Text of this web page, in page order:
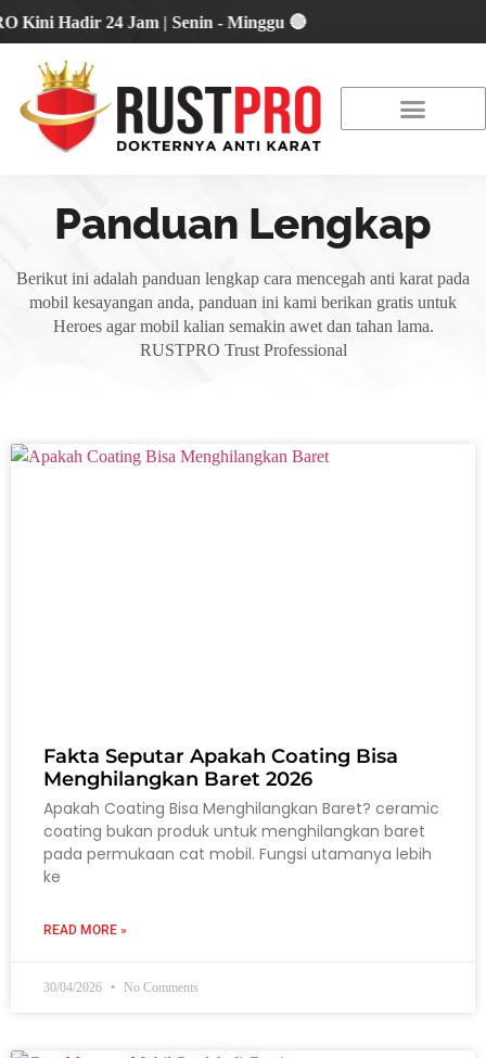
Hadir 24 Jam | Senin - Minggu 🔴
Panduan Lengkap
Berikut ini adalah panduan lengkap cara mencegah anti karat pada
mobil kesayangan anda, panduan ini kami berikan gratis untuk
Heroes agar mobil kalian semakin awet dan tahan lama.
RUSTPRO Trust Professional
Fakta Seputar Apakah Coating Bisa
Menghilangkan Baret 2026
Apakah Coating Bisa Menghilangkan Baret? ceramic
coating bukan produk untuk menghilangkan baret
pada permukaan cat mobil. Fungsi utamanya lebih
ke
READ MORE »
30/04/2026 No Comments